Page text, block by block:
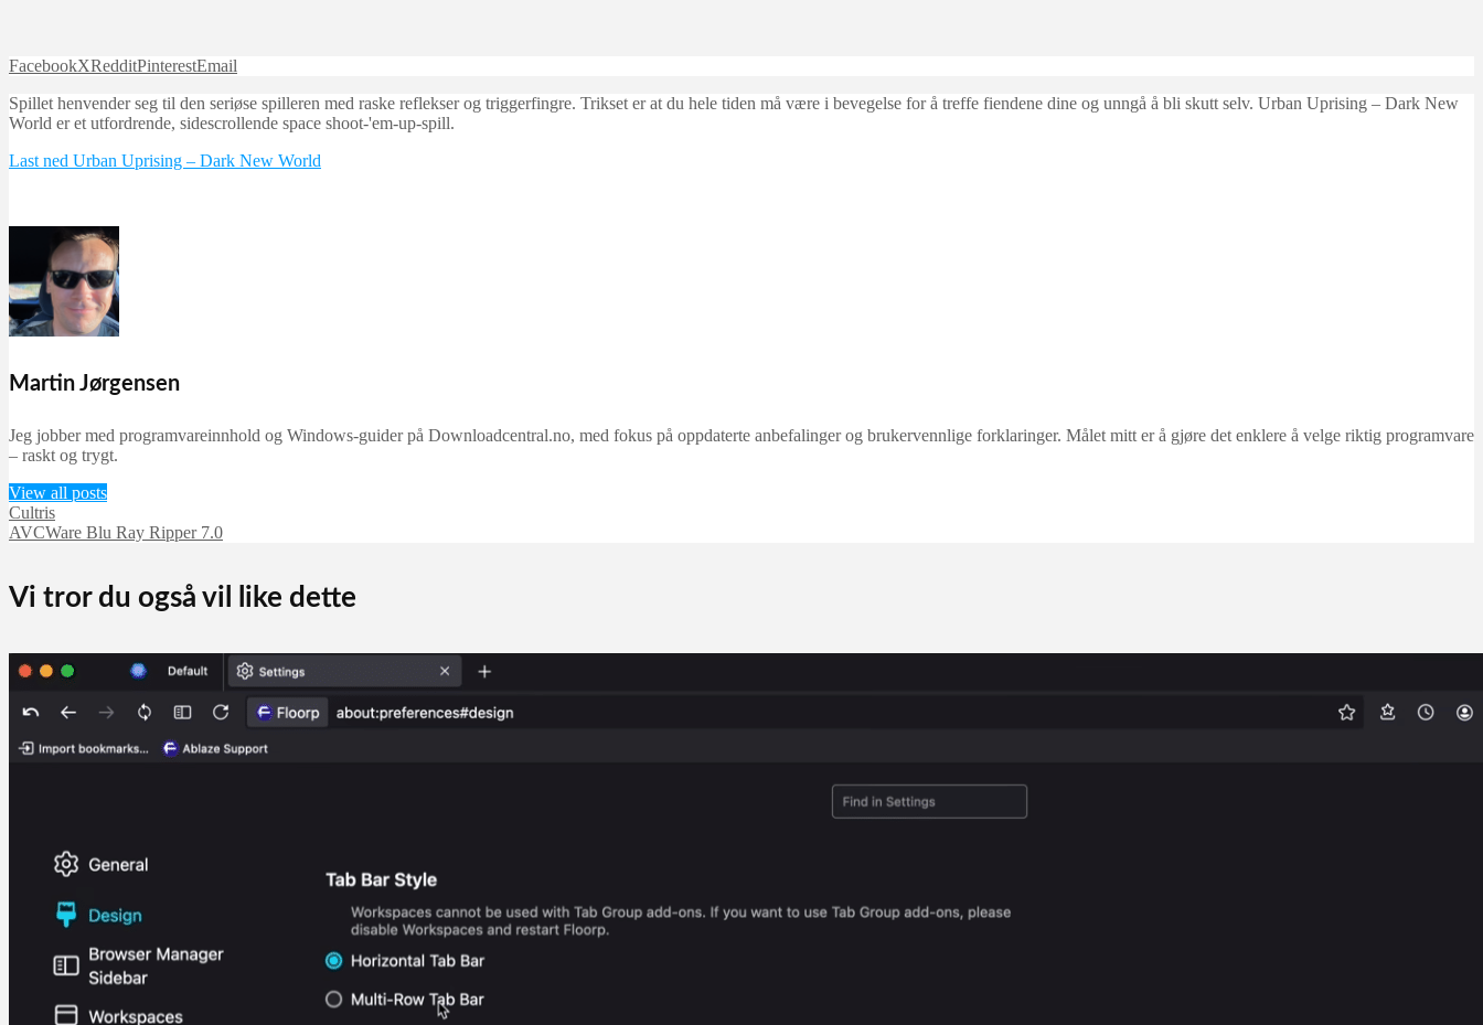
FacebookXRedditPinterestEmail
Spillet henvender seg til den seriøse spilleren med raske reflekser og triggerfingre. Trikset er at du hele tiden må være i bevegelse for å treffe fiendene dine og unngå å bli skutt selv. Urban Uprising – Dark New
World er et utfordrende, sidescrollende space shoot-'em-up-spill.
Last ned Urban Uprising – Dark New World
Martin Jørgensen
Jeg jobber med programvareinnhold og Windows-guider på Downloadcentral.no, med fokus på oppdaterte anbefalinger og brukervennlige forklaringer. Målet mitt er å gjøre det enklere å velge riktig programvare
– raskt og trygt.
View all posts
Cultris
AVCWare Blu Ray Ripper 7.0
Vi tror du også vil like dette